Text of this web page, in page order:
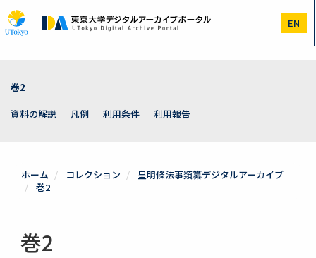
イ
ン
EN
巻2
資料の解説
凡例 利用条件 利用報告
ホーム コレクション
皇明條法事類纂デジタルアーカイブ
巻2
巻2